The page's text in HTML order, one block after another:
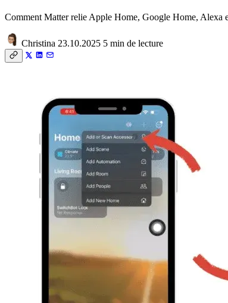
Comment Matter relie Apple Home, Google Home,
Christina 23.10.2025 5 min de lecture